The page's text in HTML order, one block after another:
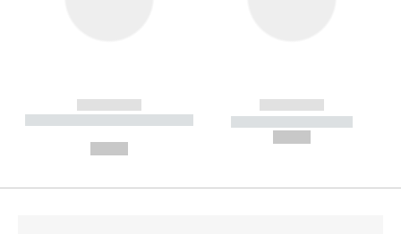
------------
----------- ----------- --------
------------
----------- -----------